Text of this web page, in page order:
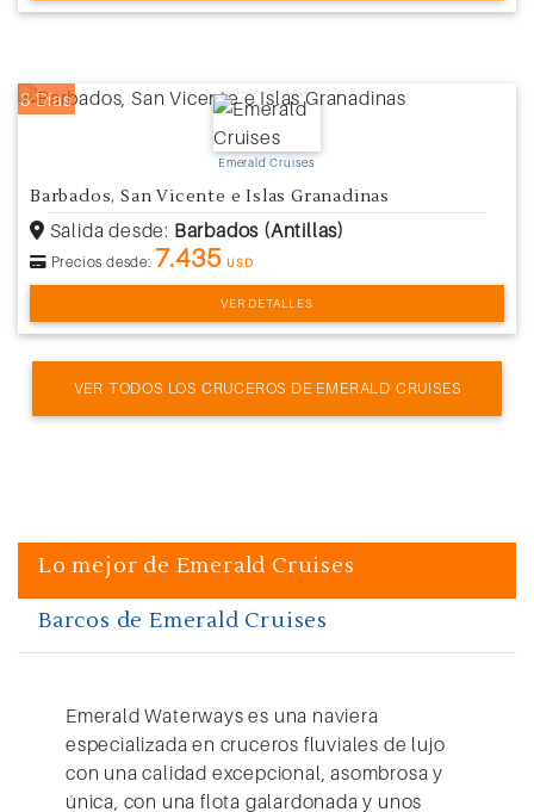
8 Días
Emerald Cruises
Barbados, San Vicente e Islas Granadinas
Salida desde: Barbados (Antillas)
Precios desde: 7.435 USD
VER DETALLES
VER TODOS LOS CRUCEROS DE EMERALD CRUISES
Lo mejor de Emerald Cruises
Barcos de Emerald Cruises
Emerald Waterways es una naviera
especializada en cruceros fluviales de lujo
con una calidad excepcional, asombrosa y
única, con una flota galardonada y unos